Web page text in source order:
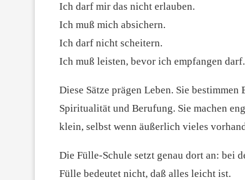
Ich darf mir das nicht erlauben.
Ich muß mich absichern.
Ich darf nicht scheitern.
Ich muß leisten, bevor ich empfangen darf.
Diese Sätze prägen Leben. Sie
Spiritualität und Berufung. Sie machen
klein, selbst wenn äußerlich vieles
Die Fülle-Schule setzt genau dort an: bei
Fülle bedeutet nicht, daß alles leicht ist.